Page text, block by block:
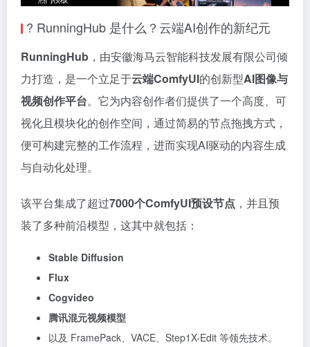
? RunningHub 是什么？云端AI创作的新纪元
RunningHub ，由安徽海马云智能科技发展有限公司倾
力打造，是一个立足于云端ComfyUI的创新型AI图像与
视频创作平台。它为内容创作者们提供了一个高度、可
视化且模块化的创作空间，通过简易的节点拖拽方式，
便可构建完整的工作流程，进而实现AI驱动的内容生成
与自动化处理。
该平台集成了超过7000个ComfyUI预设节点 ，并且预
装了多种前沿模型，这其中就包括：
Stable Diffusion
Flux
Cogvideo
腾讯混元视频模型
以及 FramePack、VACE、Step1X-Edit 等领先技术。